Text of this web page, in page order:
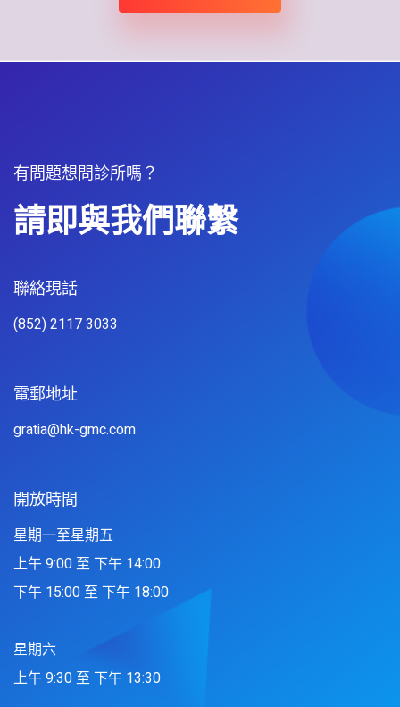
有問題想問診所嗎？
請即與我們聯繫
聯絡現話
(852) 2117 3033
電郵地址
gratia@hk-gmc.com
開放時間
星期一至星期五
上午 9:00 至 下午 14:00
下午 15:00 至 下午 18:00
星期六
上午 9:30 至 下午 13:30